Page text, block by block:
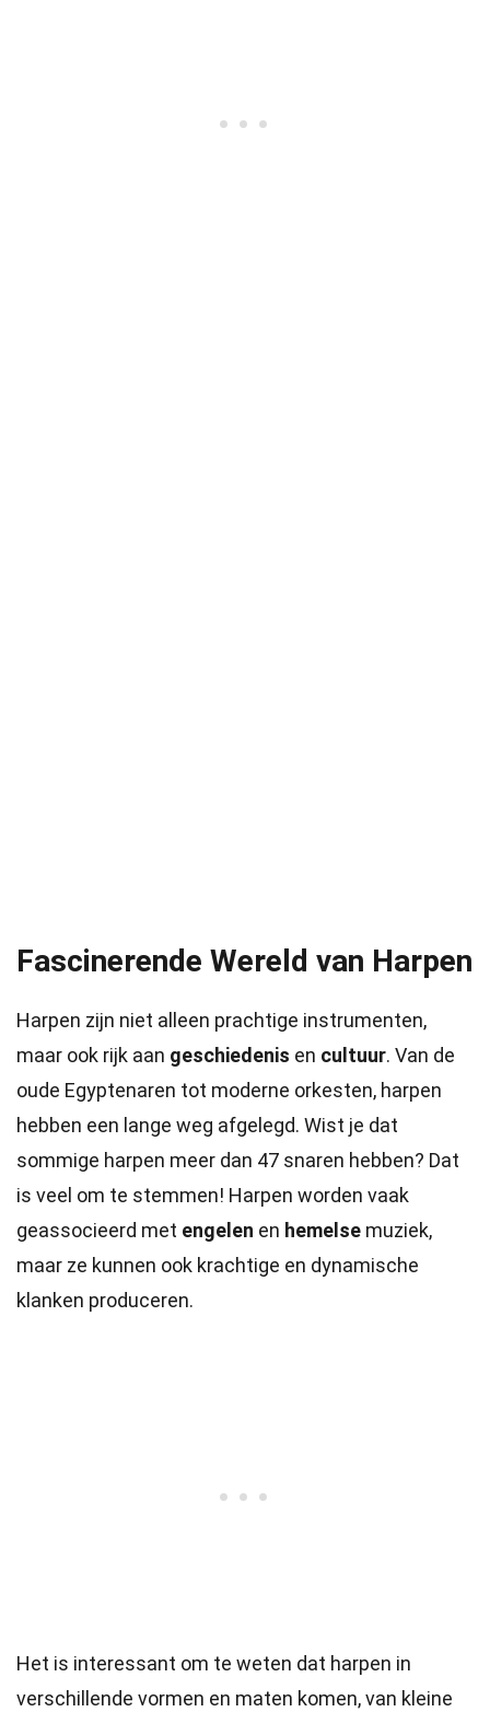
Fascinerende Wereld van Harpen
Harpen zijn niet alleen prachtige instrumenten,
maar ook rijk aan geschiedenis en cultuur. Van de
oude Egyptenaren tot moderne orkesten, harpen
hebben een lange weg afgelegd. Wist je dat
sommige harpen meer dan 47 snaren hebben? Dat
is veel om te stemmen! Harpen worden vaak
geassocieerd met engelen en hemelse muziek,
maar ze kunnen ook krachtige en dynamische
klanken produceren.
Het is interessant om te weten dat harpen in
verschillende vormen en maten komen, van kleine